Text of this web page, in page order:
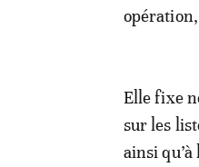
Elle fixe
sur les
ainsi